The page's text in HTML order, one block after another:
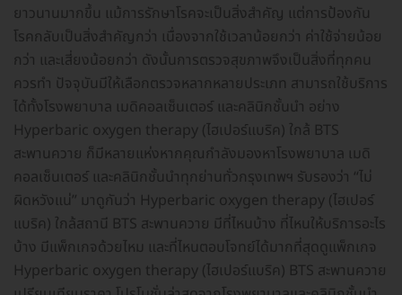
ยาวนานมากขึ้น แม้การรักษาโรคจะเป็นสิ่งสำคัญ แต่การป้องกัน
โรคกลับเป็นสิ่งสำคัญกว่า เนื่องจากใช้เวลาน้อยกว่า ค่าใช้จ่ายน้อย
กว่า และเสี่ยงน้อยกว่า ดังนั้นการตรวจสุขภาพจึงเป็นสิ่งที่ทุกคน
ควรทำ ปัจจุบันมีให้เลือกตรวจหลากหลายประเภท สามารถใช้บริการ
ได้ทั้งโรงพยาบาล เมดิคอลเซ็นเตอร์ และคลินิกชั้นนำ อย่าง
Hyperbaric oxygen therapy (ไฮเปอร์แบริค) ใกล้ BTS
สะพานควาย ก็มีหลายแห่งหากคุณกำลังมองหาโรงพยาบาล เมดิ
คอลเซ็นเตอร์ และคลินิกชั้นนำทุกย่านทั่วกรุงเทพฯ รับรองว่า “ไม่
ผิดหวังแน่” มาดูกันว่า Hyperbaric oxygen therapy (ไฮเปอร์
แบริค) ใกล้สถานี BTS สะพานควาย มีที่ไหนบ้าง ที่ไหนให้บริการอะไร
บ้าง มีแพ็กเกจด้วยไหม และที่ไหนตอบโจทย์ได้มากที่สุดดูแพ็กเกจ
Hyperbaric oxygen therapy (ไฮเปอร์แบริค) BTS สะพานควาย